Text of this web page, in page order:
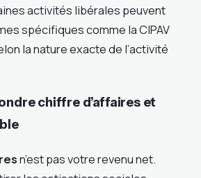
activités libérales peuvent
spécifiques comme la CIPAV
la nature exacte de l’activité
chiffre d’affaires et
n’est pas votre revenu net.